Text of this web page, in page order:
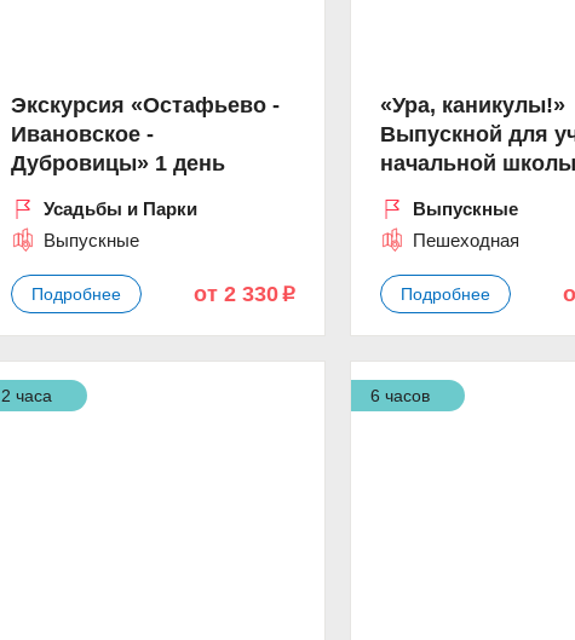
Экскурсия «Остафьево -
Ивановское -
Дубровицы» 1 день
Усадьбы и Парки
Выпускные
Подробнее от 2 330 p
«Ура, каникулы!»
Выпускной для
начальной школы
Выпускные
Пешеходная
Подробнее
2 часа 6 часов